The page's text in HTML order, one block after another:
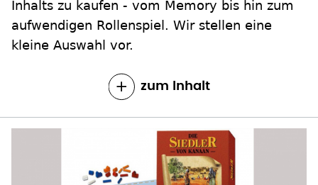
Inhalts zu kaufen - vom Memory bis hin zum
aufwendigen Rollenspiel. Wir stellen eine
kleine Auswahl vor.
zum Inhalt